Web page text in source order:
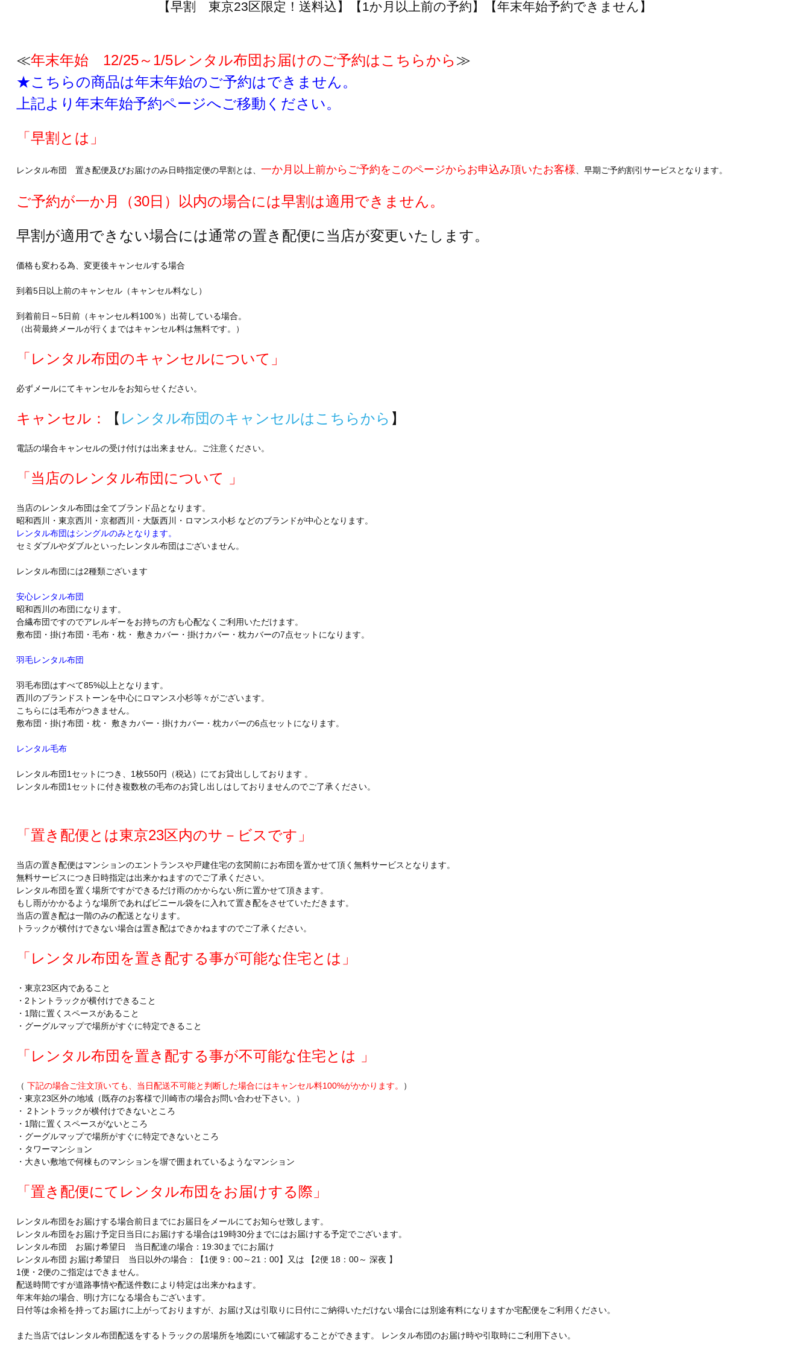
【早割 東京23区限定！送料込】【1か月以上前の予約】【年末年始予約できません】
≪年末年始 12/25～1/5レンタル布団お届けのご予約はこちらから≫
★こちらの商品は年末年始のご予約はできません。
上記より年末年始予約ページへご移動ください。
「早割とは」
レンタル布団 置き配便及びお届けのみ日時指定便の早割とは、 一か月以上前からご予約をこのページからお申込み頂いたお客様、早期ご予約割引サービスとなります。
ご予約が一か月（30日）以内の場合には早割は適用できません。
早割が適用できない場合には通常の置き配便に当店が変更いたします。
価格も変わる為、変更後キャンセルする場合
到着5日以上前のキャンセル（キャンセル料なし）
到着前日～5日前（キャンセル料100％）出荷している場合。
（出荷最終メールが行くまではキャンセル料は無料です。）
「レンタル布団のキャンセルについて」
必ずメールにてキャンセルをお知らせください。
キャンセル： 【 レンタル布団のキャンセルはこちらから 】
電話の場合キャンセルの受け付けは出来ません。ご注意ください。
「当店のレンタル布団について 」
当店のレンタル布団は全てブランド品となります。
昭和西川・東京西川・京都西川・大阪西川・ロマンス小杉 などのブランドが中心となります。
レンタル布団はシングルのみとなります。
セミダブルやダブルといったレンタル布団はございません。
レンタル布団には2種類ございます
安心レンタル布団
昭和西川の布団になります。
合繊布団ですのでアレルギーをお持ちの方も心配なくご利用いただけます。
敷布団・掛け布団・毛布・枕・ 敷きカバー・掛けカバー・枕カバーの7点セットになります。
羽毛レンタル布団
羽毛布団はすべて85%以上となります。
西川のブランドストーンを中心にロマンス小杉等々がございます。
こちらには毛布がつきません。
敷布団・掛け布団・枕・ 敷きカバー・掛けカバー・枕カバーの6点セットになります。
レンタル毛布
レンタル布団1セットにつき、1枚550円（税込）にてお貸出ししております 。
レンタル布団1セットに付き複数枚の毛布のお貸し出しはしておりませんのでご了承ください。
「置き配便とは東京23区内のサ－ビスです」
当店の置き配便はマンションのエントランスや戸建住宅の玄関前にお布団を置かせて頂く無料サービスとなります。
無料サービスにつき日時指定は出来かねますのでご了承ください。
レンタル布団を置く場所ですができるだけ雨のかからない所に置かせて頂きます。
もし雨がかかるような場所であればビニール袋をに入れて置き配をさせていただきます。
当店の置き配は一階のみの配送となります。
トラックが横付けできない場合は置き配はできかねますのでご了承ください。
「レンタル布団を置き配する事が可能な住宅とは」
・東京23区内であること
・2トントラックが横付けできること
・1階に置くスペースがあること
・グーグルマップで場所がすぐに特定できること
「レンタル布団を置き配する事が不可能な住宅とは 」
（ 下記の場合ご注文頂いても、当日配送不可能と判断した場合にはキャンセル料100%がかかります。
）
・東京23区外の地域（既存のお客様で川崎市の場合お問い合わせ下さい。）
・ 2トントラックが横付けできないところ
・1階に置くスペースがないところ
・グーグルマップで場所がすぐに特定できないところ
・タワーマンション
・大きい敷地で何棟ものマンションを塀で囲まれているようなマンション
「置き配便にてレンタル布団をお届けする際」
レンタル布団をお届けする場合前日までにお届日をメールにてお知らせ致します。
レンタル布団をお届け予定日当日にお届けする場合は19時30分までにはお届けする予定でございます。
レンタル布団 お届け希望日 当日配達の場合：19:30までにお届け
レンタル布団 お届け希望日 当日以外の場合：【1便 9：00～21：00】又は 【2便 18：00～ 深夜 】
1便・2便のご指定はできません。
配送時間ですが道路事情や配送件数により特定は出来かねます。
年末年始の場合、明け方になる場合もございます。
日付等は余裕を持ってお届けに上がっておりますが、お届け又は引取りに日付にご納得いただけない場合には別途有料になりますか宅配便をご利用ください。
また当店ではレンタル布団配送をするトラックの居場所を地図にいて確認することができます。 レンタル布団のお届け時や引取時にご利用下さい。